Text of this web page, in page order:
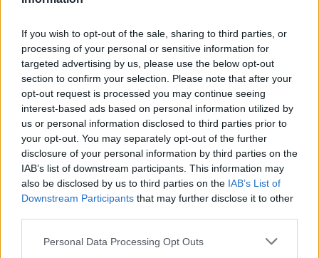
If you wish to opt-out of the sale, sharing to third parties, or
processing of your personal or sensitive information for
targeted advertising by us, please use the below opt-out
section to confirm your selection. Please note that after your
opt-out request is processed you may continue seeing
interest-based ads based on personal information utilized by
us or personal information disclosed to third parties prior to
your opt-out. You may separately opt-out of the further
disclosure of your personal information by third parties on the
IAB’s list of downstream participants. This information may
also be disclosed by us to third parties on the IAB’s List of
Downstream Participants that may further disclose it to other
Personal Data Processing Opt Outs
VÄXJÖ 2026-6-24 KL. 18:30
Linnéparken ska koka i dans på Scensommar Beats
VÄXJÖ 2026-6-24 KL. 18:00
Centern om försäljningen av gamla kommunhuset: "En
pinsam affär"
Fler nyheter
PÅ STARTSIDAN JUST NU